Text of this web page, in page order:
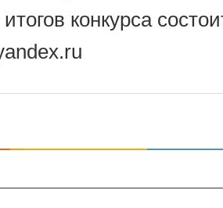
конкурса